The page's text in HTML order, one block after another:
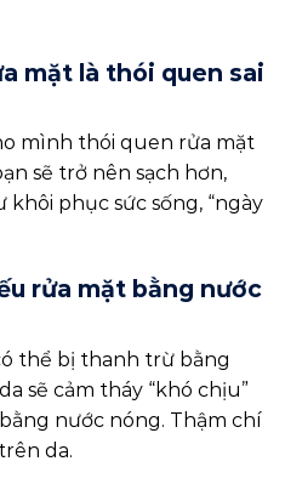
mặt là thói quen sai
mình thói quen rửa mặt
sẽ trở nên sạch hơn,
phục sức sống, “ngày
rửa mặt bằng nước
thể bị thanh trừ bằng
sẽ cảm tháy “khó chịu”
nước nóng. Thậm chí
da.